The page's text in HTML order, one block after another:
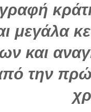
μεγάλα
και
την